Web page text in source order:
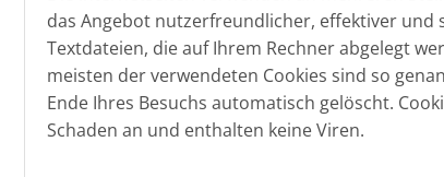
das Angebot nutzerfreundlicher, effektiver und
Textdateien, die auf Ihrem Rechner abgelegt
meisten der verwendeten Cookies sind so
Ende Ihres Besuchs automatisch gelöscht.
Schaden an und enthalten keine Viren.